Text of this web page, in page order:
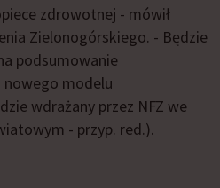
zdrowotnej - mówił
Zielonogórskiego. - Będzie
podsumowanie
modelu
wdrażany przez NFZ we
- przyp. red.).